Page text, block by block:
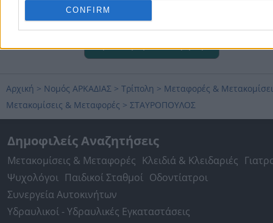
CONFIRM
Αρχική > Νομός ΑΡΚΑΔΙΑΣ > Τρίπολη > Μεταφορές &
Μετακομίσεις & Μεταφορές > ΣΤΑΥΡΟΠΟΥΛΟΣ
Δημοφιλείς Αναζητήσεις
Μετακομίσεις & Μεταφορές Κλειδιά & Κλειδαριές
Ψυχολόγοι Παιδικοί Σταθμοί Οδοντίατροι
Συνεργεία Αυτοκινήτων
Υδραυλικοί - Υδραυλικές Εγκαταστάσεις